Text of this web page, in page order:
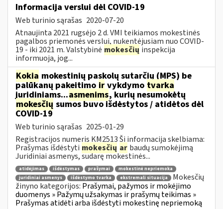
Informacija verslui dėl COVID-19
Web turinio sąrašas 2020-07-20
Atnaujinta 2021 rugsėjo 2 d. VMI teikiamos mokestinės
pagalbos priemonės verslui, nukentėjusiam nuo COVID-
19 - iki 2021 m. Valstybinė mokesčių inspekcija
informuoja, jog...
Kokia mokestinių paskolų sutarčių (MPS) be
palūkanų pakeitimo ir vykdymo tvarka
juridiniams...asmenims, kurių nesumokėtų
mokesčių sumos buvo išdėstytos / atidėtos dėl
COVID-19
Web turinio sąrašas 2025-01-29
Registracijos numeris KM2513 Ši informacija skelbiama:
Prašymas išdėstyti mokesčių ar baudų sumokėjimą
Juridiniai asmenys, sudarę mokestinės...
atidėjimas išdėstymas prašymai
mokestinė nepriemoka
juridiniai asmenys
išdėstymo tvarka ekstremali situacija
Mokesčių
žinyno kategorijos: Prašymai, pažymos ir mokėjimo
duomenys » Pažymų užsakymas ir prašymų teikimas »
Prašymas atidėti arba išdėstyti mokestinę nepriemoką